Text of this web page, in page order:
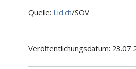
Quelle: Lid.ch/SOV
Veröffentlichungsdatum: